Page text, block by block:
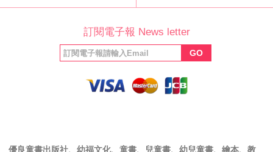
福利協會
絲專頁
訂閱電子報 News letter
GO
優良童書出版社、幼福文化、童書、兒童書、幼兒童書、繪本、教